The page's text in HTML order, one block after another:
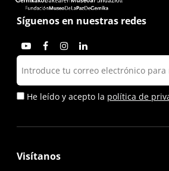
Síguenos en nuestras redes
He leído y acepto la política de
Visítanos